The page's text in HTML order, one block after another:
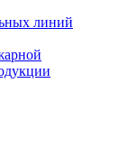
линий